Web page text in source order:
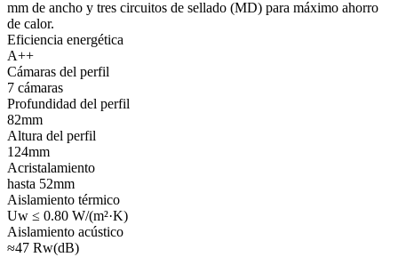
mm de ancho y tres circuitos de sellado (MD) para máximo ahorro
de calor.
Eficiencia energética
A++
Cámaras del perfil
7 cámaras
Profundidad del perfil
82mm
Altura del perfil
124mm
Acristalamiento
hasta 52mm
Aislamiento térmico
Uw ≤ 0.80 W/(m²·K)
Aislamiento acústico
≈47 Rw(dB)